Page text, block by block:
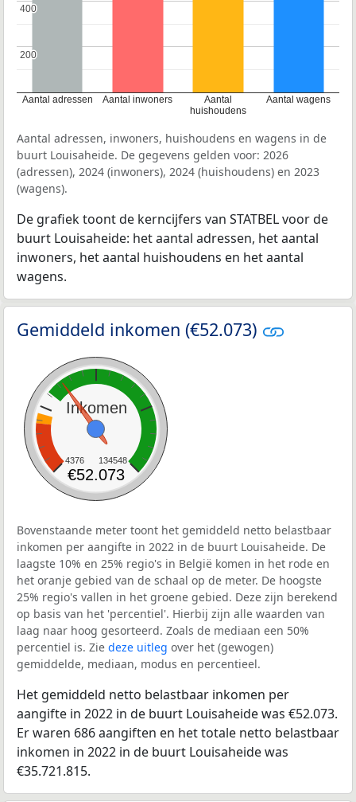
Aantal adressen Aantal inwoners
Aantal
huishoudens
Aantal wagens
200
200
400
400
Aantal adressen, inwoners, huishoudens en wagens in de
buurt Louisaheide. De gegevens gelden voor: 2026
(adressen), 2024 (inwoners), 2024 (huishoudens) en 2023
(wagens).
De grafiek toont de kerncijfers van STATBEL voor de
buurt Louisaheide: het aantal adressen, het aantal
inwoners, het aantal huishoudens en het aantal
wagens.
Gemiddeld inkomen (€52.073)
Inkomen
4376 134548
€52.073
Bovenstaande meter toont het gemiddeld netto belastbaar
inkomen per aangifte in 2022 in de buurt Louisaheide. De
laagste 10% en 25% regio's in België komen in het rode en
het oranje gebied van de schaal op de meter. De hoogste
25% regio's vallen in het groene gebied. Deze zijn berekend
op basis van het 'percentiel'. Hierbij zijn alle waarden van
laag naar hoog gesorteerd. Zoals de mediaan een 50%
percentiel is. Zie deze uitleg over het (gewogen)
gemiddelde, mediaan, modus en percentieel.
Het gemiddeld netto belastbaar inkomen per
aangifte in 2022 in de buurt Louisaheide was €52.073.
Er waren 686 aangiften en het totale netto belastbaar
inkomen in 2022 in de buurt Louisaheide was
€35.721.815.